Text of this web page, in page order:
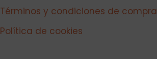
Términos y condiciones de compra
Política de cookies